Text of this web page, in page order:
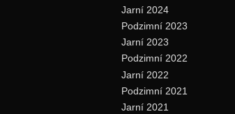
Jarní 2024
Podzimní 2023
Jarní 2023
Podzimní 2022
Jarní 2022
Podzimní 2021
Jarní 2021